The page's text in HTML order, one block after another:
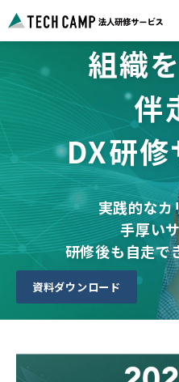
よくあ
お
事例
コー
選ば
パート
組織
伴
DX研
実践的なカ
手厚い
研修後も自走で
資料ダウンロード